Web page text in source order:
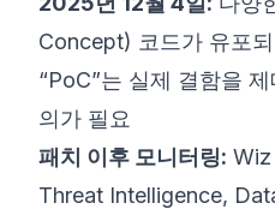
Concept) 코드가 유포
“PoC”는 실제 결함을
의가 필요
패치 이후 모니터링: Wiz
Threat Intelligence,